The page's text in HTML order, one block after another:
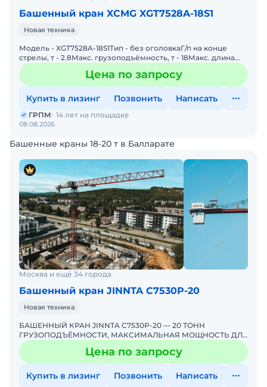
Башенный кран XCMG XGT7528A-18S1
Новая техника
Модель - XGT7528A-18S1Тип - без оголовкаГ/п на конце
стрелы, т - 2.8Макс. грузоподъёмность, т - 18Макс. длина
стрелы (вылет), м - 75Высота свободного стояния, м
Цена по запросу
Купить в лизинг Позвонить Написать
08.08.2026
ГРПМ 14 лет на площадке
Башенные краны 18-20 т в Балларате
Москва и ещё 34 города
Башенный кран JINNTA С7530Р-20
Новая техника
БАШЕННЫЙ КРАН JINNTA C7530P-20 — 20 ТОНН
ГРУЗОПОДЪЁМНОСТИ, МАКСИМАЛЬНАЯ МОЩНОСТЬ ДЛЯ
САМЫХ СЛОЖНЫХ ОБЪЕКТОВ! ЭКСКЛЮЗИВНО ОТ
UMKRANUMKRAN — ЕДИНСТВЕН
Цена по запросу
Купить в лизинг Позвонить Написать